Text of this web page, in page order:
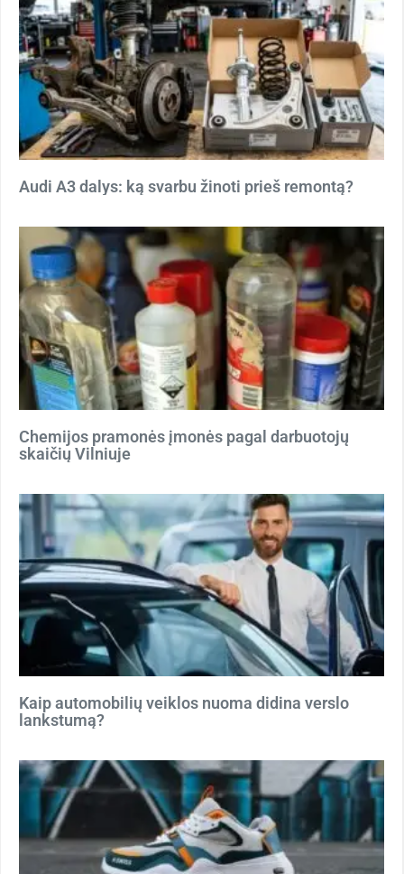
Audi A3 dalys: ką svarbu žinoti prieš remontą?
Chemijos pramonės įmonės pagal darbuotojų
skaičių Vilniuje
Kaip automobilių veiklos nuoma didina verslo
lankstumą?